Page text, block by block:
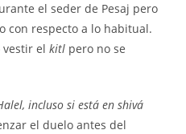
el seder de Pesaj pero
con respecto a lo habitual.
vestir elkitl pero no se
incluso si está en shivá
el duelo antes del